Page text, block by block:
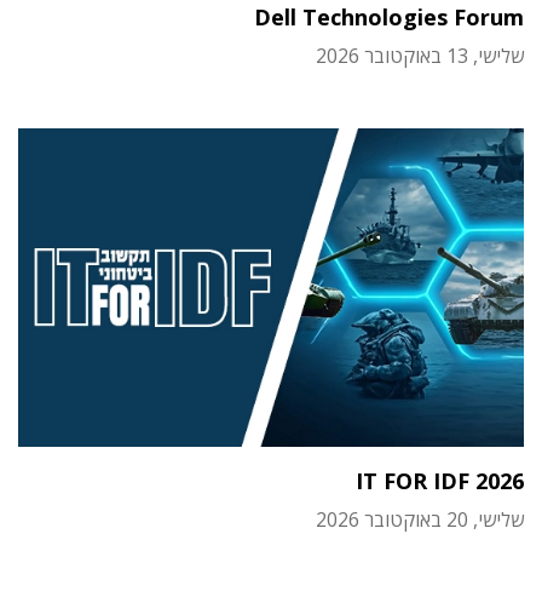
Dell Technologies Forum
שלישי, 13 באוקטובר 2026
IT FOR IDF 2026
שלישי, 20 באוקטובר 2026